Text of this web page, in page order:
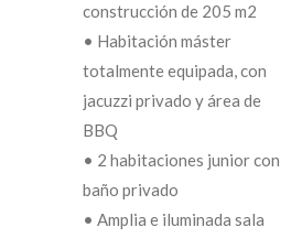
construcción de 205 m2
• Habitación máster
totalmente equipada, con
jacuzzi privado y área de
BBQ
• 2 habitaciones junior con
baño privado
• Amplia e iluminada sala